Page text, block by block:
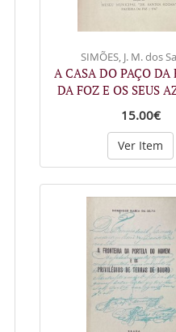
SIMÕES, J. M. dos
A CASA DO PAÇO DA
DA FOZ E OS SEUS
15.00€
Ver Item